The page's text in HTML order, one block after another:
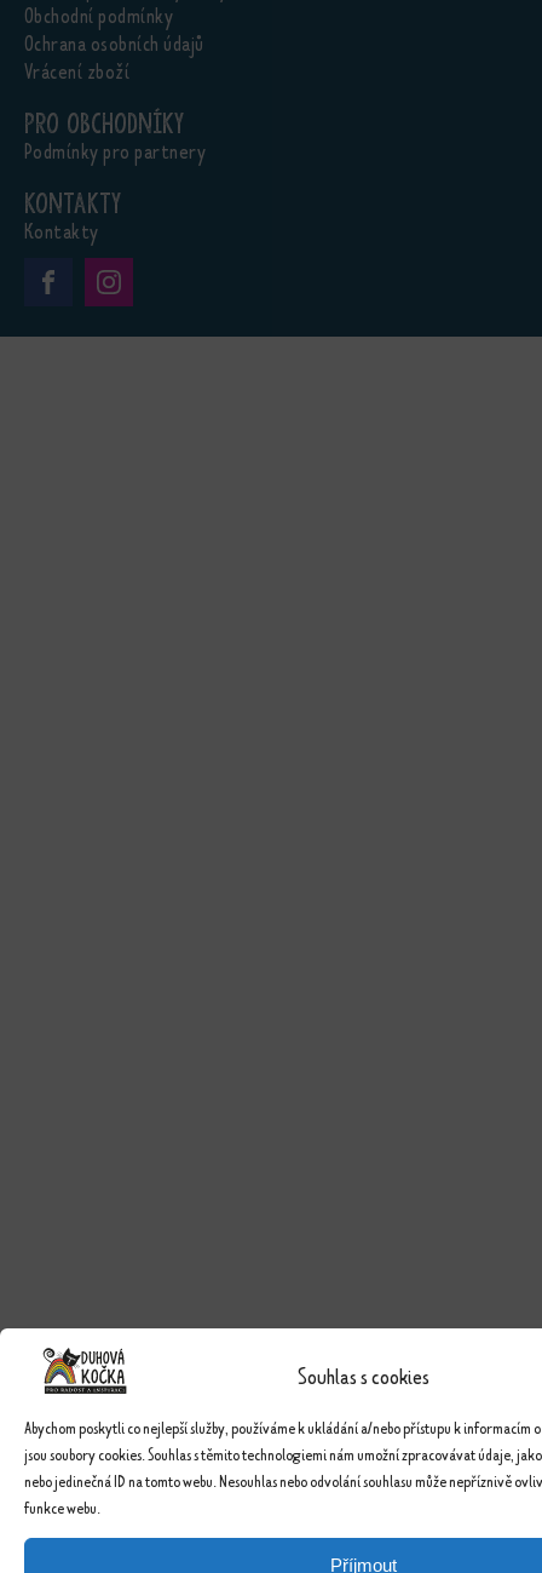
Souhlas s cookies
Abychom poskytli co nejlepší služby, používáme k ukládání a/nebo přístupu k informacím
jsou soubory cookies. Souhlas s těmito technologiemi nám umožní zpracovávat údaje,
nebo jedinečná ID na tomto webu. Nesouhlas nebo odvolání souhlasu může nepříznivě
funkce webu.
Příjmout
Obchodní podmínky
Ochrana osobních údajů
Vrácení zboží
Pro obchodníky
Podmínky pro partnery
Kontakty
Kontakty